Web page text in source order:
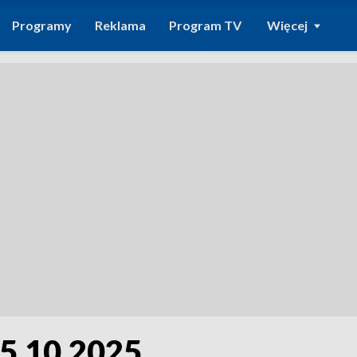
Programy Reklama Program TV Więcej